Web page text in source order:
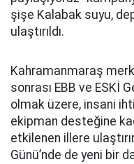
şişe Kalabak suyu,
ulaştırıldı.
Kahramanmaraş
sonrası EBB ve ESKİ
olmak üzere, insani
ekipman desteğine
etkilenen illere
Günü’nde de yeni bir